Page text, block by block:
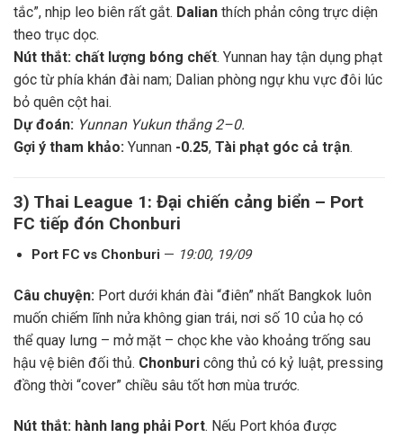
tắc”, nhịp leo biên rất gắt. Dalian thích phản công trực diện
theo trục dọc.
Nút thắt: chất lượng bóng chết. Yunnan hay tận dụng phạt
góc từ phía khán đài nam; Dalian phòng ngự khu vực đôi lúc
bỏ quên cột hai.
Dự đoán: Yunnan Yukun thắng 2–0.
Gợi ý tham khảo: Yunnan -0.25, Tài phạt góc cả trận.
3) Thai League 1: Đại chiến cảng biển – Port
FC tiếp đón Chonburi
Port FC vs Chonburi — 19:00, 19/09
Câu chuyện: Port dưới khán đài “điên” nhất Bangkok luôn
muốn chiếm lĩnh nửa không gian trái, nơi số 10 của họ có
thể quay lưng – mở mặt – chọc khe vào khoảng trống sau
hậu vệ biên đối thủ. Chonburi công thủ có kỷ luật, pressing
đồng thời “cover” chiều sâu tốt hơn mùa trước.
Nút thắt: hành lang phải Port. Nếu Port khóa được